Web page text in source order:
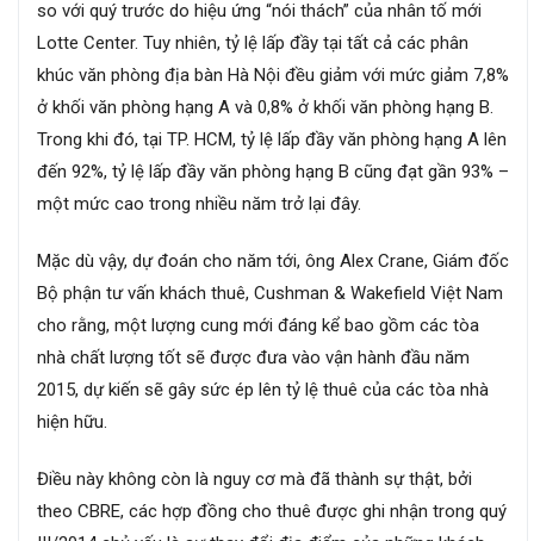
so với quý trước do hiệu ứng “nói thách” của nhân tố mới
Lotte Center. Tuy nhiên, tỷ lệ lấp đầy tại tất cả các phân
khúc văn phòng địa bàn Hà Nội đều giảm với mức giảm 7,8%
ở khối văn phòng hạng A và 0,8% ở khối văn phòng hạng B.
Trong khi đó, tại TP. HCM, tỷ lệ lấp đầy văn phòng hạng A lên
đến 92%, tỷ lệ lấp đầy văn phòng hạng B cũng đạt gần 93% –
một mức cao trong nhiều năm trở lại đây.
Mặc dù vậy, dự đoán cho năm tới, ông Alex Crane, Giám đốc
Bộ phận tư vấn khách thuê, Cushman & Wakefield Việt Nam
cho rằng, một lượng cung mới đáng kể bao gồm các tòa
nhà chất lượng tốt sẽ được đưa vào vận hành đầu năm
2015, dự kiến sẽ gây sức ép lên tỷ lệ thuê của các tòa nhà
hiện hữu.
Điều này không còn là nguy cơ mà đã thành sự thật, bởi
theo CBRE, các hợp đồng cho thuê được ghi nhận trong quý